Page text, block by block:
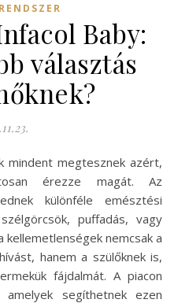
Baby:
választás
érezze magát. Az
különféle emésztési
puffadás, vagy
kellemetlenségek nemcsak a
hanem a szülőknek is,
fájdalmát. A piacon
segíthetnek ezen